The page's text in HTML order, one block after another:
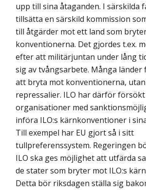
upp till sina åtaganden. I särskilda
tillsätta en särskild kommission
till åtgärder mot ett land som
konventionerna. Det gjordes t.ex.
efter att militärjuntan under lång
sig av tvångsarbete. Många
att bryta mot konventionerna,
repressalier. ILO har därför
organisationer med
införa ILO:s kärnkonventioner i
Till exempel har EU gjort så i sitt
tullpreferenssystem. Regeringen
ILO ska ges möjlighet att utfärda
de stater som bryter mot ILO:s
Detta bör riksdagen ställa sig